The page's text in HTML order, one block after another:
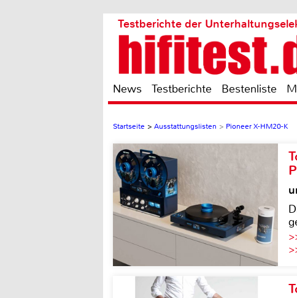
Testberichte der
News Testberichte Bestenliste
Startseite > Ausstattungslisten > Pioneer X-HM20-K